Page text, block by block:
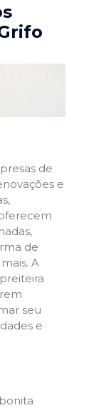
de
e
de
A
seu
e